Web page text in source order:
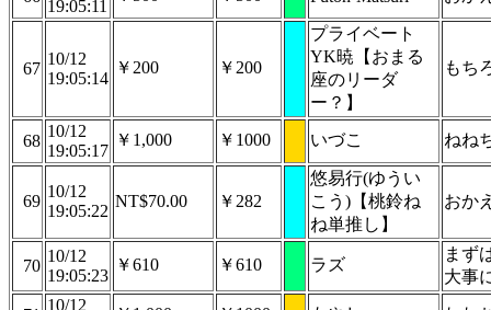
19:05:11
67
10/12
19:05:14
￥200 ￥200
プライベート
YK暁【おまる
座のリーダ
ー？】
もち
68
10/12
19:05:17
￥1,000 ￥1000 いづこ ねね
69
10/12
19:05:22
NT$70.00 ￥282
悠易行(ゆうい
こう)【桃鈴ね
ね単推し】
おか
70
10/12
19:05:23
￥610 ￥610 ラズ
まず
大事
10/12